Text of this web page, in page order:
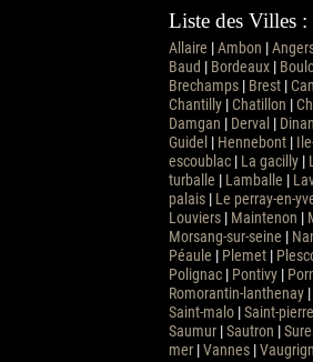
Liste des Villes :
Allaire |Ambon |
Baud | Bordeaux|
Brechamps| Brest|
Chantilly|Chatillon |
Damgan | Derval | Dinan
Guidel | Hennebont|
escoublac| La gacilly|
turballe | Lamballe |
palais| Le perray-en-
Louviers| Maintenon |
Morsang-sur-seine |
Péaule | Plemet|
Polignac| Pontivy|
Romorantin-lanthenay|
Saint-malo|Saint-
Saumur|Sautron |
mer|Vannes|